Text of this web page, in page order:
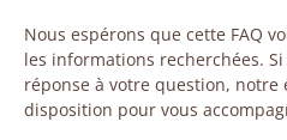
Nous espérons que cette FAQ
les informations recherchées.
réponse à votre question, notre
disposition pour vous